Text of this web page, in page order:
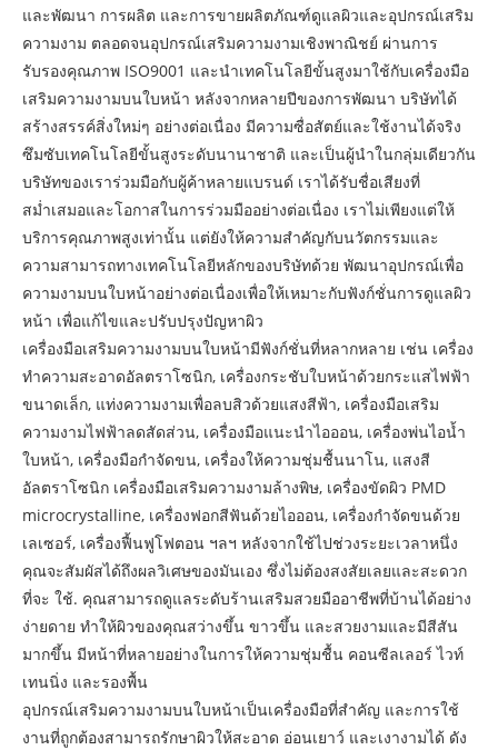
และพัฒนา การผลิต และการขายผลิตภัณฑ์ดูแลผิวและอุปกรณ์เสริม
ความงาม ตลอดจนอุปกรณ์เสริมความงามเชิงพาณิชย์ ผ่านการ
รับรองคุณภาพ ISO9001 และนำเทคโนโลยีขั้นสูงมาใช้กับเครื่องมือ
เสริมความงามบนใบหน้า หลังจากหลายปีของการพัฒนา บริษัทได้
สร้างสรรค์สิ่งใหม่ๆ อย่างต่อเนื่อง มีความซื่อสัตย์และใช้งานได้จริง
ซึมซับเทคโนโลยีขั้นสูงระดับนานาชาติ และเป็นผู้นำในกลุ่มเดียวกัน
บริษัทของเราร่วมมือกับผู้ค้าหลายแบรนด์ เราได้รับชื่อเสียงที่
สม่ำเสมอและโอกาสในการร่วมมืออย่างต่อเนื่อง เราไม่เพียงแต่ให้
บริการคุณภาพสูงเท่านั้น แต่ยังให้ความสำคัญกับนวัตกรรมและ
ความสามารถทางเทคโนโลยีหลักของบริษัทด้วย พัฒนาอุปกรณ์เพื่อ
ความงามบนใบหน้าอย่างต่อเนื่องเพื่อให้เหมาะกับฟังก์ชั่นการดูแลผิว
หน้า เพื่อแก้ไขและปรับปรุงปัญหาผิว
เครื่องมือเสริมความงามบนใบหน้ามีฟังก์ชั่นที่หลากหลาย เช่น เครื่อง
ทำความสะอาดอัลตราโซนิก, เครื่องกระชับใบหน้าด้วยกระแสไฟฟ้า
ขนาดเล็ก, แท่งความงามเพื่อลบสิวด้วยแสงสีฟ้า, เครื่องมือเสริม
ความงามไฟฟ้าลดสัดส่วน, เครื่องมือแนะนำไอออน, เครื่องพ่นไอน้ำ
ใบหน้า, เครื่องมือกำจัดขน, เครื่องให้ความชุ่มชื้นนาโน, แสงสี
อัลตราโซนิก เครื่องมือเสริมความงามล้างพิษ, เครื่องขัดผิว PMD
microcrystalline, เครื่องฟอกสีฟันด้วยไอออน, เครื่องกำจัดขนด้วย
เลเซอร์, เครื่องฟื้นฟูโฟตอน ฯลฯ หลังจากใช้ไปช่วงระยะเวลาหนึ่ง
คุณจะสัมผัสได้ถึงผลวิเศษของมันเอง ซึ่งไม่ต้องสงสัยเลยและสะดวก
ที่จะ ใช้. คุณสามารถดูแลระดับร้านเสริมสวยมืออาชีพที่บ้านได้อย่าง
ง่ายดาย ทำให้ผิวของคุณสว่างขึ้น ขาวขึ้น และสวยงามและมีสีสัน
มากขึ้น มีหน้าที่หลายอย่างในการให้ความชุ่มชื้น คอนซีลเลอร์ ไวท์
เทนนิ่ง และรองพื้น
อุปกรณ์เสริมความงามบนใบหน้าเป็นเครื่องมือที่สำคัญ และการใช้
งานที่ถูกต้องสามารถรักษาผิวให้สะอาด อ่อนเยาว์ และเงางามได้ ดัง